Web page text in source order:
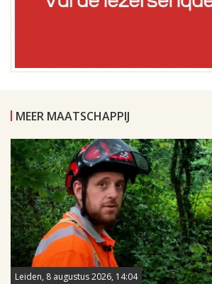
MEER MAATSCHAPPIJ
Leiden, 8 augustus 2026, 14:04